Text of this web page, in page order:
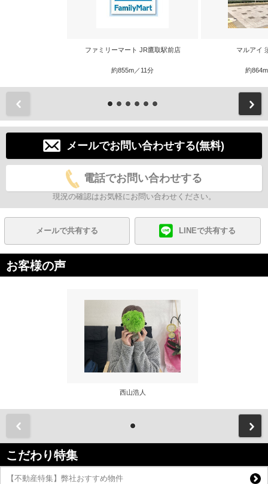
ファミリーマート JR鷹取駅前店
約855m／11分
マルアイ
約
メールでお問い合わせする(無料)
電話でお問い合わせする
現況の確認はお気軽にお問い合わせください。
メールで共有する LINEで共有する
お客様の声
西山浩人
こだわり特集
【不動産特集】弊社おすすめ物件